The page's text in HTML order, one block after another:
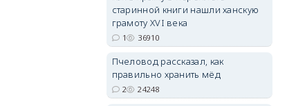
erid: 2SDnjdPjgYS
старинной книги нашли ханскую
грамоту XVI века
1 36910
Пчеловод рассказал, как
правильно хранить мёд
2 24248